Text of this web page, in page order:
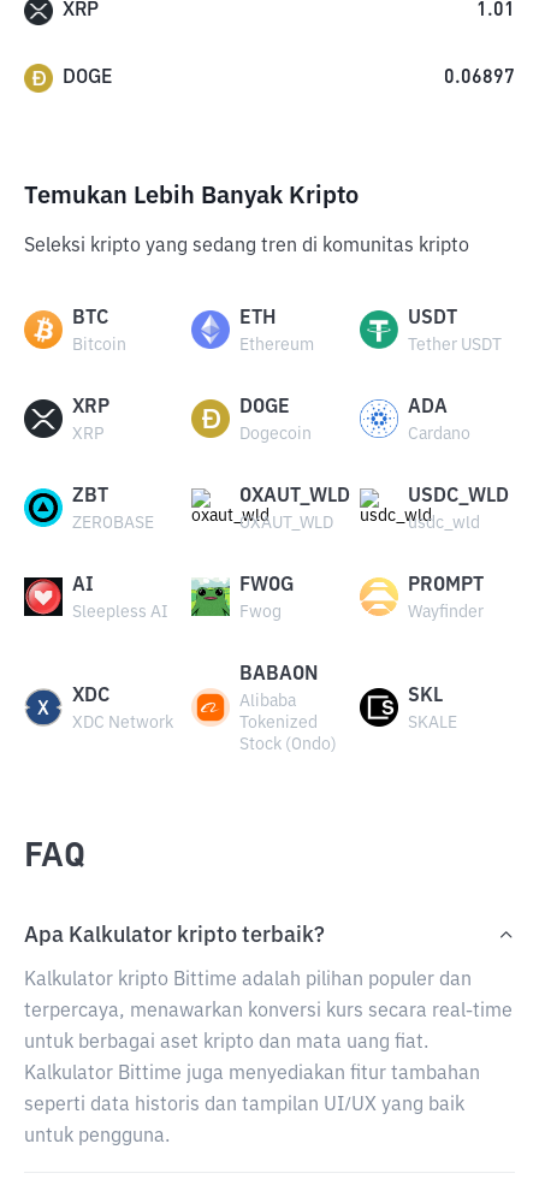
XRP 1.01
DOGE 0.06897
Temukan Lebih Banyak Kripto
Seleksi kripto yang sedang tren di komunitas kripto
BTC
Bitcoin
ETH
Ethereum
USDT
Tether USDT
XRP
XRP
DOGE
Dogecoin
ADA
Cardano
ZBT
ZEROBASE
OXAUT_WLD
OXAUT_WLD
USDC_WLD
usdc_wld
AI
Sleepless AI
FWOG
Fwog
PROMPT
Wayfinder
XDC
XDC Network
BABAON
Alibaba
Tokenized
Stock (Ondo)
SKL
SKALE
FAQ
Apa Kalkulator kripto terbaik?
Kalkulator kripto Bittime adalah pilihan populer dan
terpercaya, menawarkan konversi kurs secara real-time
untuk berbagai aset kripto dan mata uang fiat.
Kalkulator Bittime juga menyediakan fitur tambahan
seperti data historis dan tampilan UI/UX yang baik
untuk pengguna.